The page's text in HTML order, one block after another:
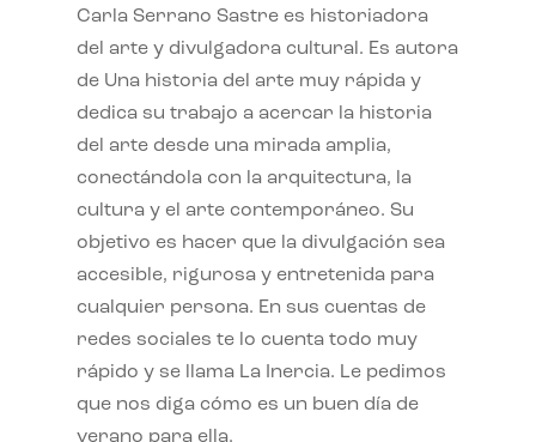
Carla Serrano Sastre es historiadora
del arte y divulgadora cultural. Es autora
de Una historia del arte muy rápida y
dedica su trabajo a acercar la historia
del arte desde una mirada amplia,
conectándola con la arquitectura, la
cultura y el arte contemporáneo. Su
objetivo es hacer que la divulgación sea
accesible, rigurosa y entretenida para
cualquier persona. En sus cuentas de
redes sociales te lo cuenta todo muy
rápido y se llama La Inercia. Le pedimos
que nos diga cómo es un buen día de
verano para ella.